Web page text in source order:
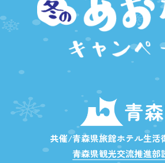
青
共催/青森県旅館ホテル生活
青森県観光交流推進部